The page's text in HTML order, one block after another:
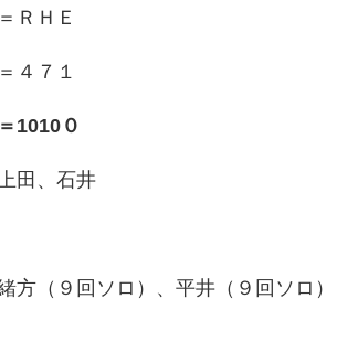
ＨＥ
７１
０
田、石井
方（９回ソロ）、平井（９回ソロ）